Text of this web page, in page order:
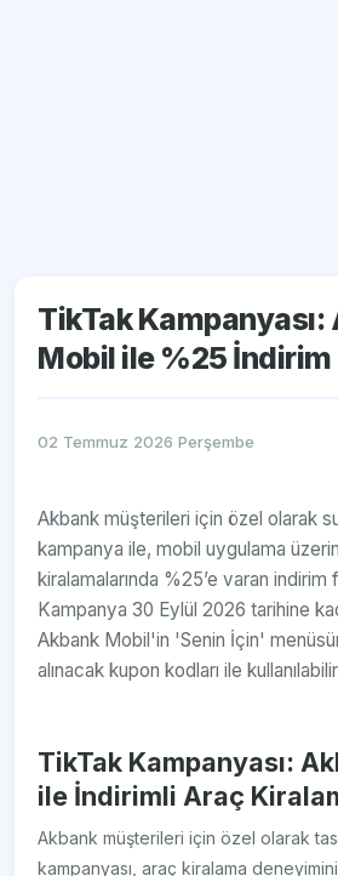
TikTak Kampanyası:
Mobil ile %25 İndirim
02 Temmuz 2026 Perşembe
Akbank müşterileri için özel olarak
kampanya ile, mobil uygulama
kiralamalarında %25’e varan indirim
Kampanya 30 Eylül 2026 tarihine
Akbank Mobil'in 'Senin İçin'
alınacak kupon kodları ile
TikTak Kampanyası:
ile İndirimli Araç
Akbank müşterileri için özel olarak
kampanyası, araç kiralama